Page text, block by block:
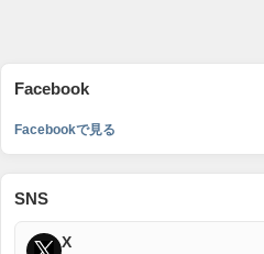
Facebook
Facebookで見る
SNS
X